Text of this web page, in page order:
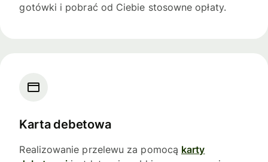
gotówki i pobrać od Ciebie stosowne opłaty.
Karta debetowa
Realizowanie przelewu za pomocą karty